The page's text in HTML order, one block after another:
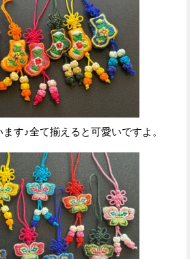
す♪全て揃えると可愛いですよ。